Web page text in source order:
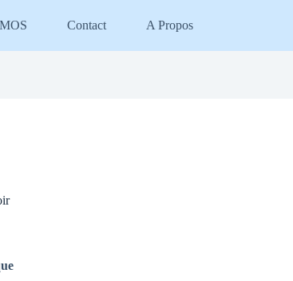
Contact A Propos